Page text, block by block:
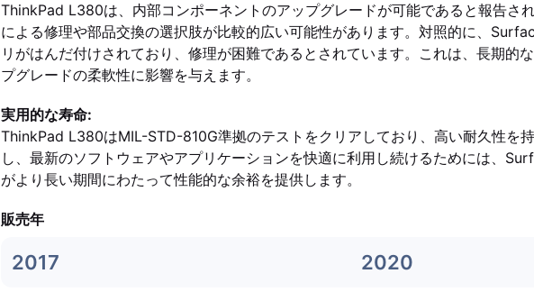
ThinkPad L380は、内部コンポーネントのアップグレードが可能であると報告さ
による修理や部品交換の選択肢が比較的広い可能性があります。対照的に、
リがはんだ付けされており、修理が困難であるとされています。これは、長期的
プグレードの柔軟性に影響を与えます。
実用的な寿命:
ThinkPad L380はMIL-STD-810G準拠のテストをクリアしており、高い耐久性を
し、最新のソフトウェアやアプリケーションを快適に利用し続けるためには、
がより長い期間にわたって性能的な余裕を提供します。
販売年
2017 2020